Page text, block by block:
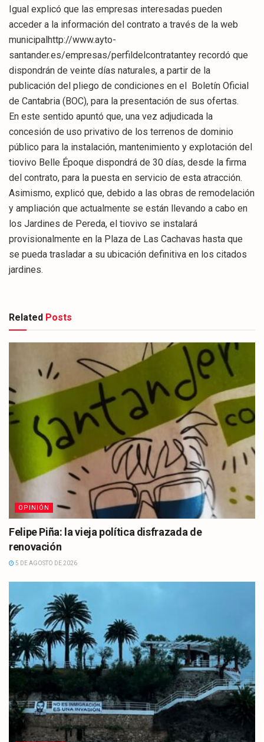
Igual explicó que las empresas interesadas pueden
acceder a la información del contrato a través de la web
municipalhttp://www.ayto-
santander.es/empresas/perfildelcontratantey recordó que
dispondrán de veinte días naturales, a partir de la
publicación del pliego de condiciones en el Boletín Oficial
de Cantabria (BOC), para la presentación de sus ofertas.
En este sentido apuntó que, una vez adjudicada la
concesión de uso privativo de los terrenos de dominio
público para la instalación, mantenimiento y explotación del
tiovivo Belle Époque dispondrá de 30 días, desde la firma
del contrato, para la puesta en servicio de esta atracción.
Asimismo, explicó que, debido a las obras de remodelación
y ampliación que actualmente se están llevando a cabo en
los Jardines de Pereda, el tiovivo se instalará
provisionalmente en la Plaza de Las Cachavas hasta que
se pueda trasladar a su ubicación definitiva en los citados
jardines.
Related Posts
OPINIÓN
Felipe Piña: la vieja política disfrazada de
renovación
5 DE AGOSTO DE 2026